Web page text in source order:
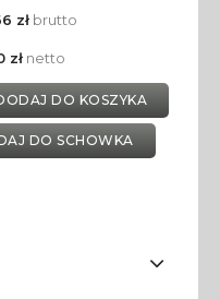
złbrutto
złnetto
DO KOSZYKA
DO SCHOWKA